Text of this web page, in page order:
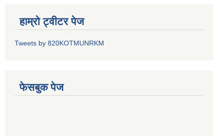
हाम्रो ट्वीटर पेज
Tweets by 820KOTMUNRKM
फेसबुक पेज